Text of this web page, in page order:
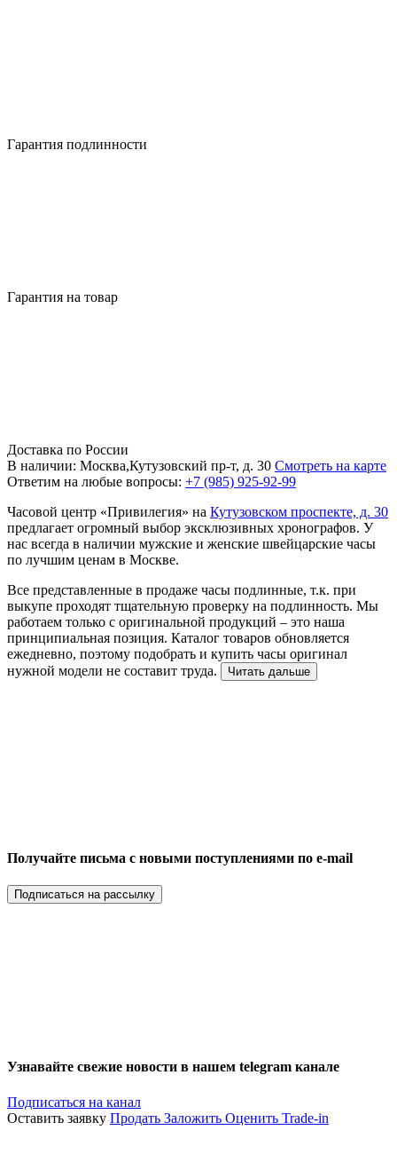
Гарантия подлинности
Гарантия на товар
Доставка по России
В наличии: Москва,Кутузовский пр-т, д. 30 Смотреть на карте
Ответим на любые вопросы: +7 (985) 925-92-99
Часовой центр «Привилегия» на Кутузовском проспекте, д. 30
предлагает огромный выбор эксклюзивных хронографов. У
нас всегда в наличии мужские и женские швейцарские часы
по лучшим ценам в Москве.
Все представленные в продаже часы подлинные, т.к. при
выкупе проходят тщательную проверку на подлинность. Мы
работаем только с оригинальной продукций – это наша
принципиальная позиция. Каталог товаров обновляется
ежедневно, поэтому подобрать и купить часы оригинал
нужной модели не составит труда.
Читать дальше
Получайте письма с новыми поступлениями по e-mail
Подписаться на рассылку
Узнавайте свежие новости в нашем telegram канале
Подписаться на канал
Оставить заявку Продать Заложить Оценить Trade-in